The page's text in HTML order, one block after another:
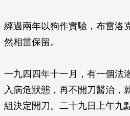
經過兩年以狗作實驗，布雷洛
然相當保留。
一九四四年十一月，有一個法
入病危狀態，再不開刀醫治，
組決定開刀。二十九日上午九